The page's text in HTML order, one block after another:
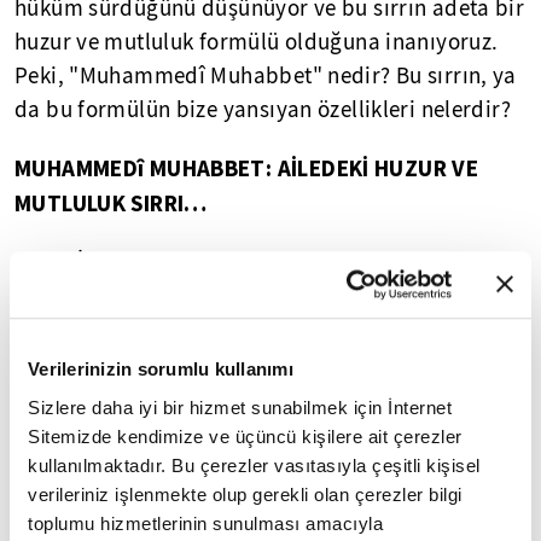
Verilerinizin sorumlu kullanımı
Sizlere daha iyi bir hizmet sunabilmek için İnternet
Sitemizde kendimize ve üçüncü kişilere ait çerezler
kullanılmaktadır. Bu çerezler vasıtasıyla çeşitli kişisel
verileriniz işlenmekte olup gerekli olan çerezler bilgi
toplumu hizmetlerinin sunulması amacıyla
hüküm sürdüğünü düşünüyor ve bu sırrın adeta bir
huzur ve mutluluk formülü olduğuna inanıyoruz.
Peki, "Muhammedî Muhabbet" nedir? Bu sırrın, ya
da bu formülün bize yansıyan özellikleri nelerdir?
MUHAMMEDî MUHABBET: AİLEDEKİ HUZUR VE
MUTLULUK SIRRI…
Gerek İslam tarihi ve siyer kaynakları, gerekse
hadis ilmine dair eserlerde Sevgili
kabilinden son derece değerli bilgilere sahibiz.
O'nu bize anlatan eserlerdeki bu bilgiler, O'na eş
olma şerefine nâil olan eşleri, evlatları, torunları
ve yakınları yanında, O'nu dikkatle gözleyen ve
kendisine örnek almak isteyen ashabı tarafından
kaydedilen değerli malumattır. Neticede